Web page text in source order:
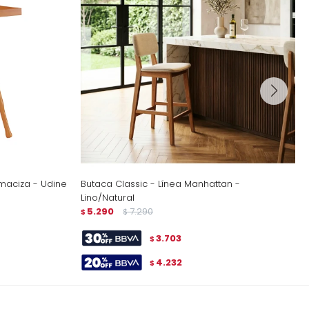
- Udine
Butaca Classic - Línea Manhattan -
Lino/Natural
$ 5.290 $ 7.290
$ 3.703
$ 4.232